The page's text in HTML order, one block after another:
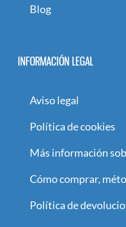
Blog
INFORMACIÓN LEGAL
Aviso legal
Política de cookies
Más información
Cómo comprar,
Política de